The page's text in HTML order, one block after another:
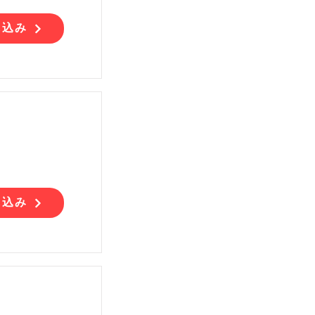
み
み